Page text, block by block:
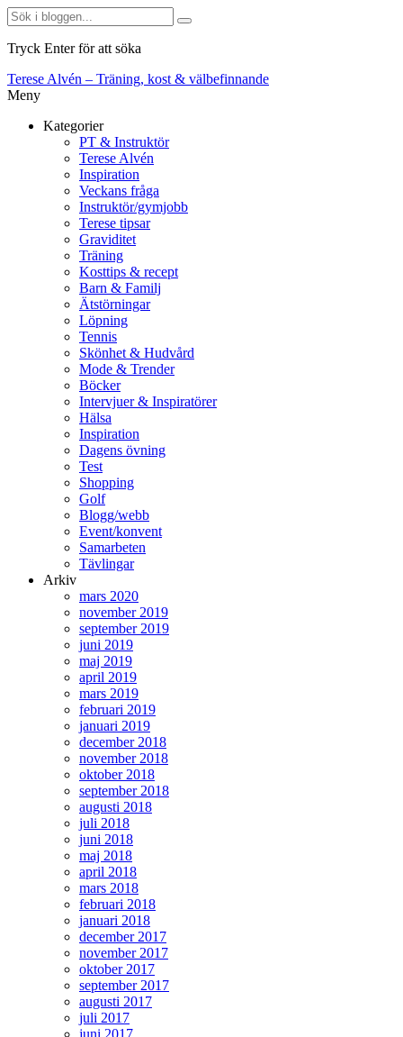
Tryck Enter för att söka
Terese Alvén – Träning, kost & välbefinnande
Meny
Kategorier
PT & Instruktör
Terese Alvén
Inspiration
Veckans fråga
Instruktör/gymjobb
Terese tipsar
Graviditet
Träning
Kosttips & recept
Barn & Familj
Ätstörningar
Löpning
Tennis
Skönhet & Hudvård
Mode & Trender
Böcker
Intervjuer & Inspiratörer
Hälsa
Inspiration
Dagens övning
Test
Shopping
Golf
Blogg/webb
Event/konvent
Samarbeten
Tävlingar
Arkiv
mars 2020
november 2019
september 2019
juni 2019
maj 2019
april 2019
mars 2019
februari 2019
januari 2019
december 2018
november 2018
oktober 2018
september 2018
augusti 2018
juli 2018
juni 2018
maj 2018
april 2018
mars 2018
februari 2018
januari 2018
december 2017
november 2017
oktober 2017
september 2017
augusti 2017
juli 2017
juni 2017